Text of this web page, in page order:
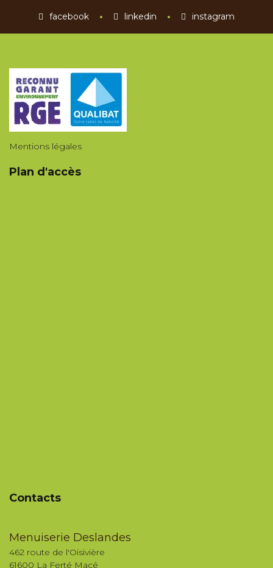
facebook linkedin instagram
Mentions légales
Plan d'accès
Contacts
Menuiserie Deslandes
462 route de l'Oisivière
61600 La Ferté Macé